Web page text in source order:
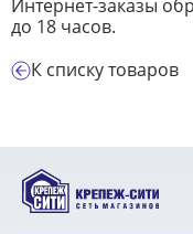
Интернет-заказы
до 18 часов.
К списку товаров